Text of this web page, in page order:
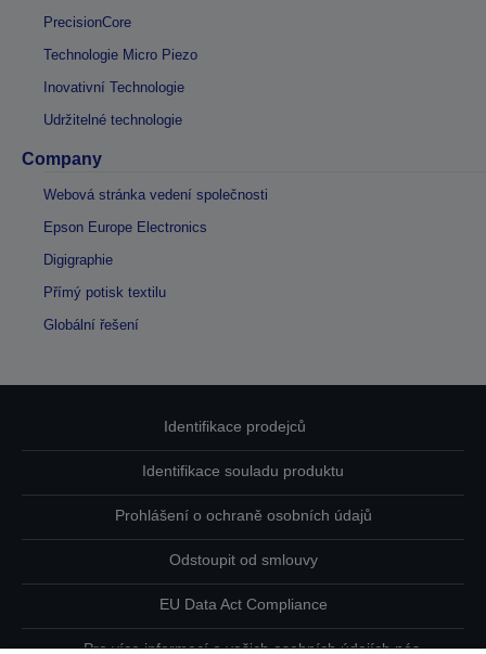
PrecisionCore
Technologie Micro Piezo
Inovativní Technologie
Udržitelné technologie
Company
Webová stránka vedení společnosti
Epson Europe Electronics
Digigraphie
Přímý potisk textilu
Globální řešení
Identifikace prodejců
Identifikace souladu produktu
Prohlášení o ochraně osobních údajů
Odstoupit od smlouvy
EU Data Act Compliance
Pro více informací o vašich osobních údajích nás